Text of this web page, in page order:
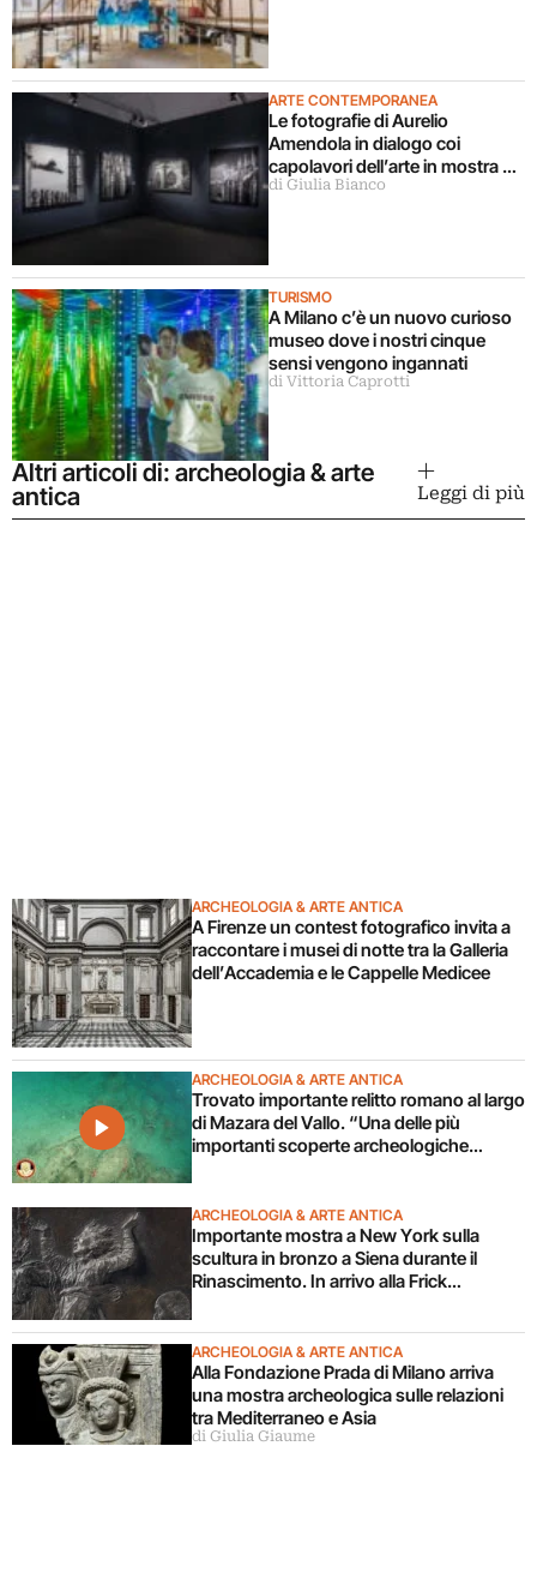
ARTE CONTEMPORANEA
Le fotografie di Aurelio
Amendola in dialogo coi
capolavori dell’arte in mostra a
Milano
di Giulia Bianco
TURISMO
A Milano c’è un nuovo curioso
museo dove i nostri cinque
sensi vengono ingannati
di Vittoria Caprotti
Altri articoli di: archeologia & arte
antica
Leggi di più
ARCHEOLOGIA & ARTE ANTICA
A Firenze un contest fotografico invita a
raccontare i musei di notte tra la Galleria
dell’Accademia e le Cappelle Medicee
ARCHEOLOGIA & ARTE ANTICA
Trovato importante relitto romano al largo
di Mazara del Vallo. “Una delle più
importanti scoperte archeologiche
ARCHEOLOGIA & ARTE ANTICA
Importante mostra a New York sulla
scultura in bronzo a Siena durante il
Rinascimento. In arrivo alla Frick
ARCHEOLOGIA & ARTE ANTICA
Alla Fondazione Prada di Milano arriva
una mostra archeologica sulle relazioni
tra Mediterraneo e Asia
di Giulia Giaume